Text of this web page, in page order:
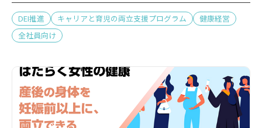
DEI推進 キャリアと育児の両立支援プログラム
健康経営
全社員向け